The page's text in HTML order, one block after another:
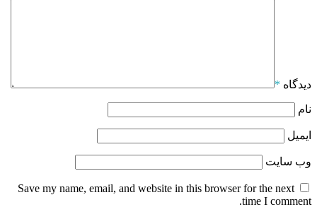
دیدگاه *
نام
ایمیل
وب‌ سایت
Save my name, email, and website in this browser for the next
time I comment.